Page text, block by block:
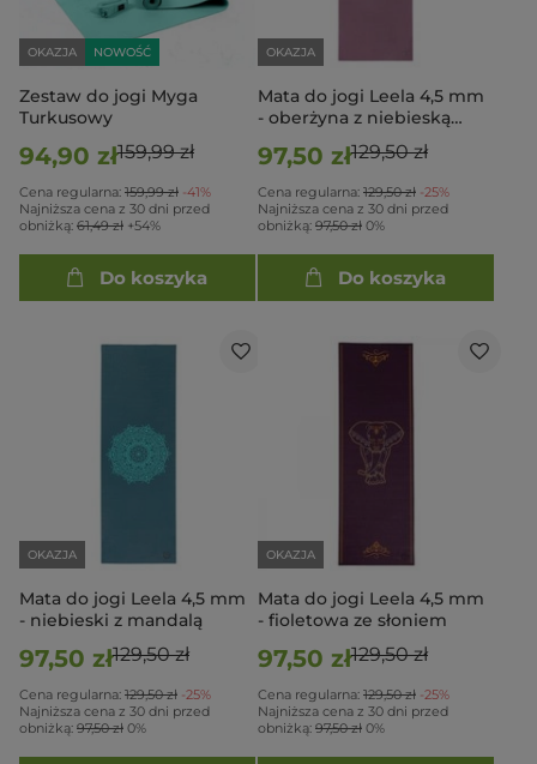
OKAZJA NOWOŚĆ
Zestaw do jogi Myga
Turkusowy
94,90 zł159,99 zł
Cena regularna: 159,99 zł -41%
Najniższa cena z 30 dni przed
obniżką: 61,49 zł +54%
Do koszyka
OKAZJA
Mata do jogi Leela 4,5 mm
- oberżyna z niebieską
97,50 zł129,50 zł
Cena regularna: 129,50 zł -25%
Najniższa cena z 30 dni przed
obniżką: 97,50 zł 0%
Do koszyka
OKAZJA
Mata do jogi Leela 4,5 mm
- niebieski z mandalą
97,50 zł129,50 zł
Cena regularna: 129,50 zł -25%
Najniższa cena z 30 dni przed
obniżką: 97,50 zł 0%
OKAZJA
Mata do jogi Leela 4,5 mm
- fioletowa ze słoniem
97,50 zł129,50 zł
Cena regularna: 129,50 zł -25%
Najniższa cena z 30 dni przed
obniżką: 97,50 zł 0%